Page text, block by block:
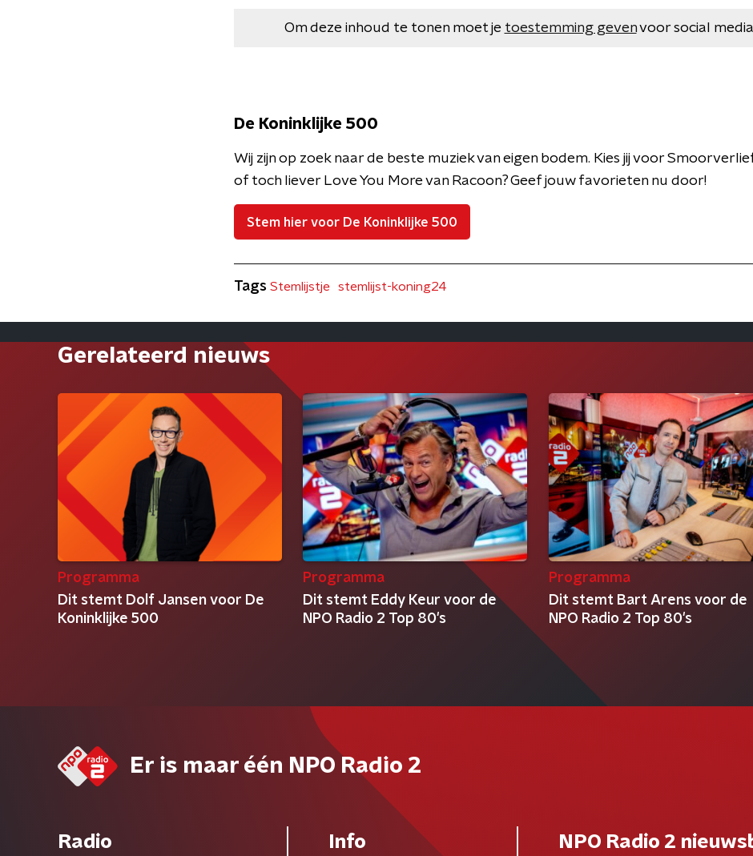
Om deze inhoud te tonen moet je toestemming gevenvoor social
De Koninklijke 500
Wij zijn op zoek naar de beste muziek van eigen bodem. Kies jij voor
of toch liever Love You More van Racoon? Geef jouw favorieten nu door!
Stem hier voor De Koninklijke 500
Tags Stemlijstje stemlijst-koning24
Gerelateerd nieuws
Programma
Dit stemt Dolf Jansen voor De
Koninklijke 500
Programma
Dit stemt Eddy Keur voor de
NPO Radio 2 Top 80's
Programma
Dit stemt Bart Arens voor de
NPO Radio 2 Top 80's
Er is maar één NPO Radio 2
Radio Info NPO Radio 2